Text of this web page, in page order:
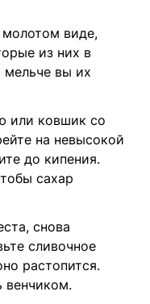
молотом виде,
из них в
мельче вы их
или ковшик со
на невысокой
до кипения.
сахар
снова
сливочное
растопится.
венчиком.